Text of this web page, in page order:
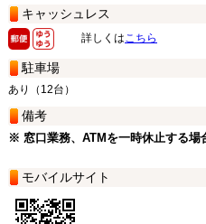
キャッシュレス
詳しくはこちら
駐車場
あり（12台）
備考
※ 窓口業務、ATMを一時休止する場
モバイルサイト